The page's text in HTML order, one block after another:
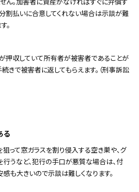
割払いに合意してくれない場合は示談が難
。
押収していて所有者が被害者であることが
きで被害者に返してもらえます。（刑事訴訟
る
って窓ガラスを割り侵入する空き巣や、グ
うなど、犯行の手口が悪質な場合は、付
も大きいので示談は難しくなります。